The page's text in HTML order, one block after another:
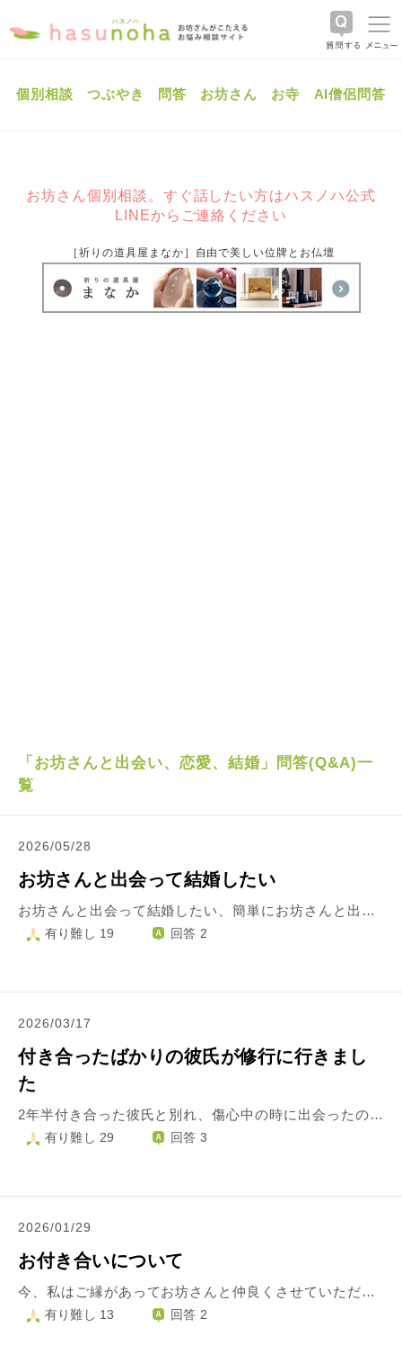
個別相談 つぶやき 問答 お坊さん お寺 AI僧侶問答
お坊さん個別相談。すぐ話したい方はハスノハ公式
LINEからご連絡ください
［祈りの道具屋まなか］自由で美しい位牌とお仏壇
「お坊さんと出会い、恋愛、結婚」問答(Q&A)一
覧
2026/05/28
お坊さんと出会って結婚したい
お坊さんと出会って結婚したい、簡単にお坊さんと出会って結婚できる方法ありますか?でも勝手に行くと怒られそうです特にお父さんからはでもお父さんにお坊さんと結婚したいと言うと反対されそうです。でも、私のお父さんは私は仏教に興味があることは知ってはいます、これとこれとは関係あるかはわからないですが、お父さんは私に仏教関係の仕事にだけは就かないでと言っています、お坊さんと結婚するのと仏教関係の仕事に就くのはまた違いますか?私の両親はお坊さんとの結婚を（特にお父さん）は反対する可能性高いですか？仏教にハマりすぎないか心配して反対される可能性高いですか？もし両親からお坊さんとの結婚を反対されたときどう説得したらいいですか？でも私がおばあちゃん家にお坊さんの写真ばかり持っていったらおばあちゃんはお寺さん嫁にいきたかとねと言って特に反対はしてはいませんでした。また、私は一番なりたい裁判官になるための勉強をしていますが、（一応裁判官はお父さんは応援してくれてる、私のお母さんは応援してくれてるかわからないですが）もしお坊さんの奥さんになったらもし裁判官になれたとしてもその仕事をやめてお寺の仕事をしないといけないですか？裁判官の勉強しているときお坊さんと結婚したいと悩んでしまい勉強が手につきません、私は一番なりたい裁判官の夢を叶えるか、お坊さんの奥さんになるかどっちが私には正直向いていると思いますか？なかなか悩ましくて決められません、私は家事やお手伝いが全く実家ですらほとんどできていません私はお坊さんの奥さんになるには正直向いてないのでしょうか?他の結婚相手の方が私には向いていますか?
有り難し 19 回答 2
2026/03/17
付き合ったばかりの彼氏が修行に行きまし
た
2年半付き合った彼氏と別れ、傷心中の時に出会ったのが今の彼でした。 穏やかで紳士で思いやりのある彼を出会ってすぐに好きになりました。 しかし彼は寺の息子で、3月のはじめから永平寺に修行に行ってしまいました。 三年間修行に行くことは付き合う前から聞いていたので覚悟はしていましたが、やはり寂しいです。彼の方が修行中で辛い思いをしてることもわかりますが、この寂しさをどうしたらいいかわかりません。 頭の中ではこの期間を自己成長に繋げるべきだとか，彼氏以外の依存先を作ろうだとか、自分がどうしたらいいかなんてとっくにわかっているはずなのにどうしても誰かに縋りたくなってしまうんです。 彼女がいる状態で修行に行き、彼女が待っていたケースはありますか？ もし待てたならその期間はどうやって過ごしていたんでしょうか。 何か心の支えになる回答を頂けたら幸いです。
有り難し 29 回答 3
2026/01/29
お付き合いについて
今、私はご縁があってお坊さんと仲良くさせていただいています。 この前、付き合わないかというお話をいただきました。 もちろん彼本人の好きなところはたくさんあります。ただやはり将来を見据えたお付き合いとして考えると、お寺を一緒に守ることや自分の仕事について等、不安の方が大きいです。 またなぜそんなに私に好意を持ってくれているのかもしっかりと聞けずにいます。 こんな時どうしたら良いでしょうか？ 拙い文章で申し訳ないですのですが、ご回答よろしくお願いいたします。
有り難し 13 回答 2